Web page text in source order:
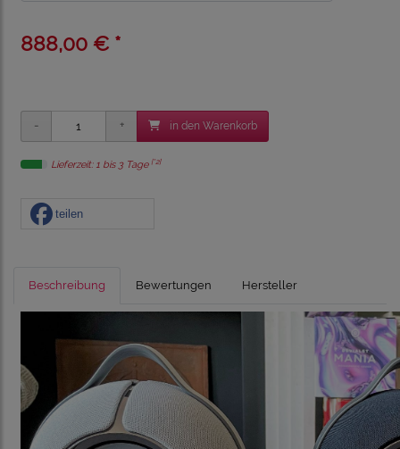
888,00 € *
in den Warenkorb
Lieferzeit: 1 bis 3 Tage [*2]
teilen
Beschreibung Bewertungen Hersteller